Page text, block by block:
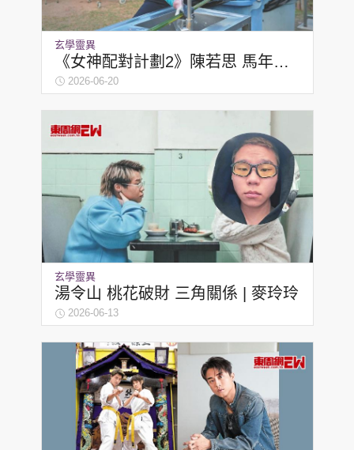
玄學靈異
《女神配對計劃2》陳若思 馬年姻
緣到 | 麥玲玲
2026-06-20
玄學靈異
湯令山 桃花破財 三角關係 | 麥玲玲
2026-06-13